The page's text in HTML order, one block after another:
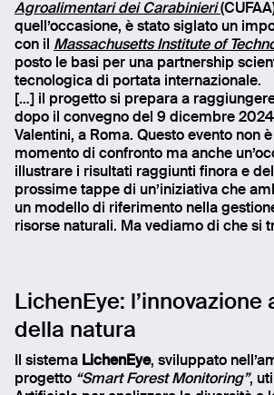
Agroalimentari dei Carabinieri
quell’occasione, è stato siglato un
con il Massachusetts Institute of
posto le basi per una partnership
tecnologica di portata internazionale.
[…] il progetto si prepara a
dopo il convegno del 9 dicembre
Valentini, a Roma. Questo evento non
momento di confronto ma anche
illustrare i risultati raggiunti finora e
prossime tappe di un’iniziativa che
un modello di riferimento nella
risorse naturali. Ma vediamo di che si
LichenEye: l’innovazione
della natura
Il sistema LichenEye, sviluppato
progetto “Smart Forest Monitoring”,